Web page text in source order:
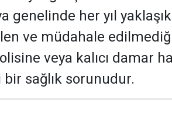
genelinde her yıl
ve müdahale
veya kalıcı damar
bir sağlık sorunudur.